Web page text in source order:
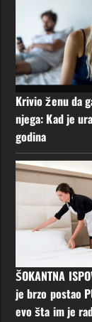
Krivio ženu da
njega: Kad je
godina
ŠOKANTNA
je brzo postao
evo šta im je